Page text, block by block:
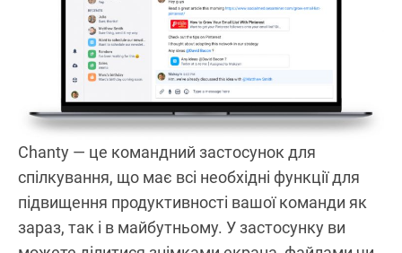
Chanty — це командний застосунок для
спілкування, що має всі необхідні функції для
підвищення продуктивності вашої команди як
зараз, так і в майбутньому. У застосунку ви